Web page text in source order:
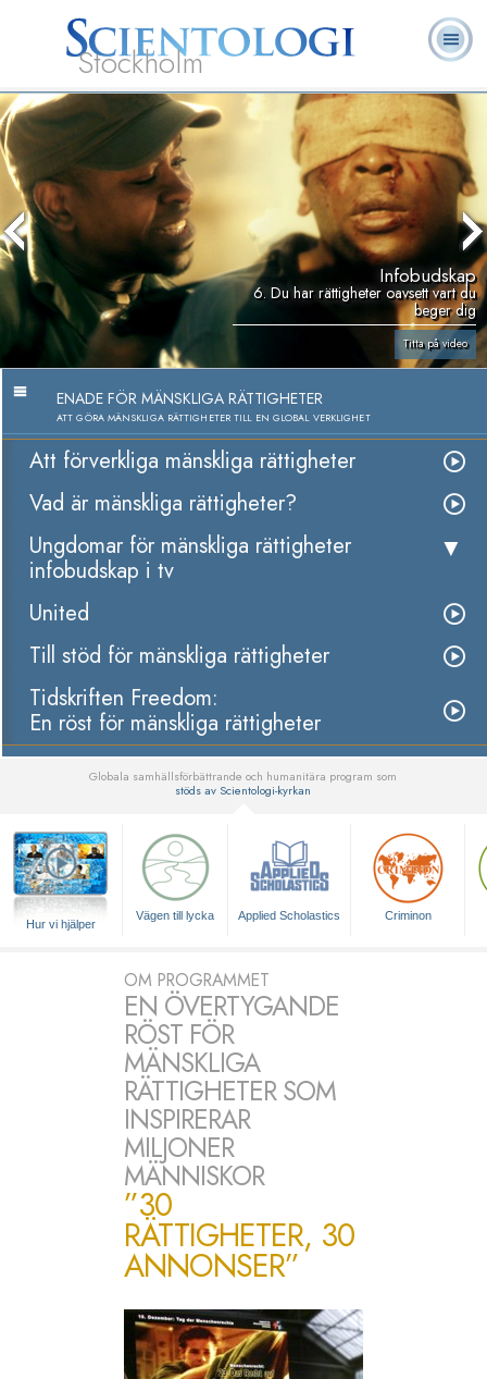
Stockholm
L. Ron
Hubbard
Vad är
Scientologi?
Frivilligpastorer
Ofta ställda
Böcker
Infobudskap
6. Du har rättigheter oavsett vart du
beger dig
Titta på video
ENADE FÖR MÄNSKLIGA RÄTTIGHETER
ATT GÖRA MÄNSKLIGA RÄTTIGHETER TILL EN GLOBAL VERKLIGHET
Att förverkliga mänskliga rättigheter
Vad är mänskliga rättigheter?
Ungdomar för mänskliga rättigheter
infobudskap i tv
United
Till stöd för mänskliga rättigheter
Tidskriften Freedom:
En röst för mänskliga rättigheter
Globala samhällsförbättrande och humanitära program som
stöds av Scientologi-kyrkan
Hur vi hjälper
Vägen till lycka Applied Scholastics Criminon
OM PROGRAMMET
EN ÖVERTYGANDE
RÖST FÖR
MÄNSKLIGA
RÄTTIGHETER SOM
INSPIRERAR
MILJONER
MÄNNISKOR
”30
RÄTTIGHETER, 30
ANNONSER”